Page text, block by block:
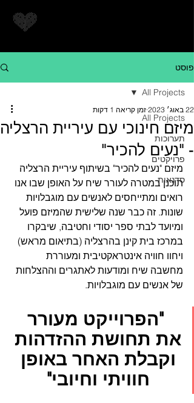
פוסט
All Projects
תערוכות
פרויקטים
סדנאות
All Projects
מיזם חינוכי עם עיריית הרצליה
- "נעים להכיר"
22 באוג׳ 2023 זמן קריאה 1 דקות
מיזם "נעים להכיר" בשיתוף עיריית הרצליה
תוכנן במטרה לעורר שיח על האופן שבו אנו
רואים ומתייחסים לאנשים עם מוגבלויות
שונות. זה כבר שנה שלישית שהמיזם פועל
ומיועד לבתי ספר יסודי וחטיבה, שיבקרו
במרכז בית קינן בהרצליה (בתיאום מראש)
ויחוו חוויה אינטראקטיבית ומעוררת
מחשבה שיח ומודעות לאתגרים וההצלחות
של אנשים עם מוגבלויות.
"הפרוייקט מעורר
את תחושת ההזדהות
וקבלת האחר באופן
חוויתי וחיובי"